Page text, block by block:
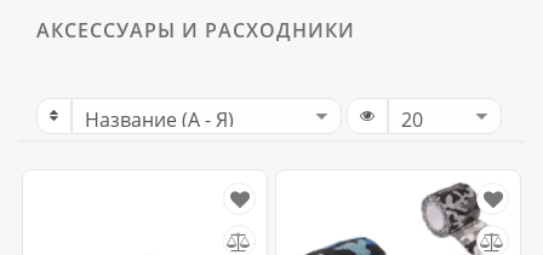
АКСЕССУАРЫ И РАСХОДНИКИ